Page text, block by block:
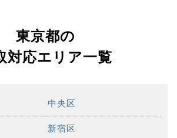
東京都の
対応エリア一覧
中央区
新宿区